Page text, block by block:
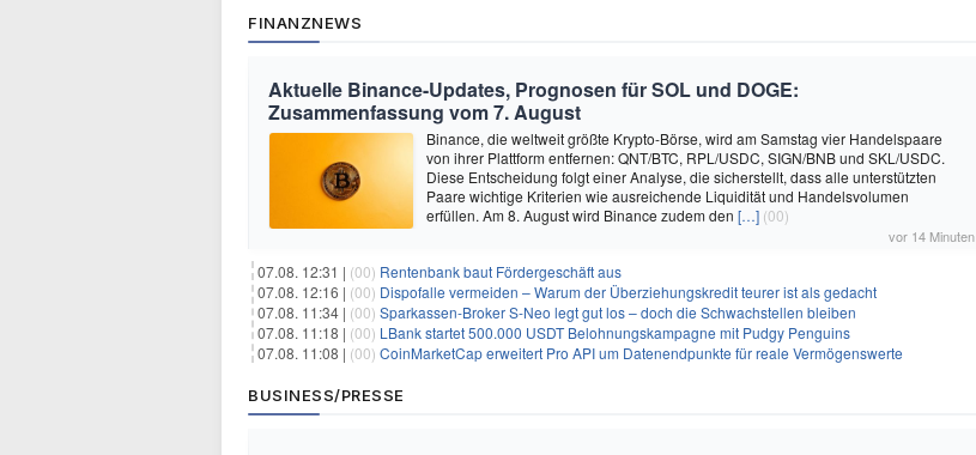
FINANZNEWS
Aktuelle Binance-Updates, Prognosen für SOL und DOGE:
Zusammenfassung vom 7. August
Binance, die weltweit größte Krypto-Börse, wird am Samstag vier Handelspaare
von ihrer Plattform entfernen: QNT/BTC, RPL/USDC, SIGN/BNB und SKL/USDC.
Diese Entscheidung folgt einer Analyse, die sicherstellt, dass alle unterstützten
Paare wichtige Kriterien wie ausreichende Liquidität und Handelsvolumen
erfüllen. Am 8. August wird Binance zudem den […] (00)
vor 14 Minuten
07.08. 12:31 | (00) Rentenbank baut Fördergeschäft aus
07.08. 12:16 | (00) Dispofalle vermeiden – Warum der Überziehungskredit teurer ist als gedacht
07.08. 11:34 | (00) Sparkassen-Broker S-Neo legt gut los – doch die Schwachstellen bleiben
07.08. 11:18 | (00) LBank startet 500.000 USDT Belohnungskampagne mit Pudgy Penguins
07.08. 11:08 | (00) CoinMarketCap erweitert Pro API um Datenendpunkte für reale Vermögenswerte
BUSINESS/PRESSE